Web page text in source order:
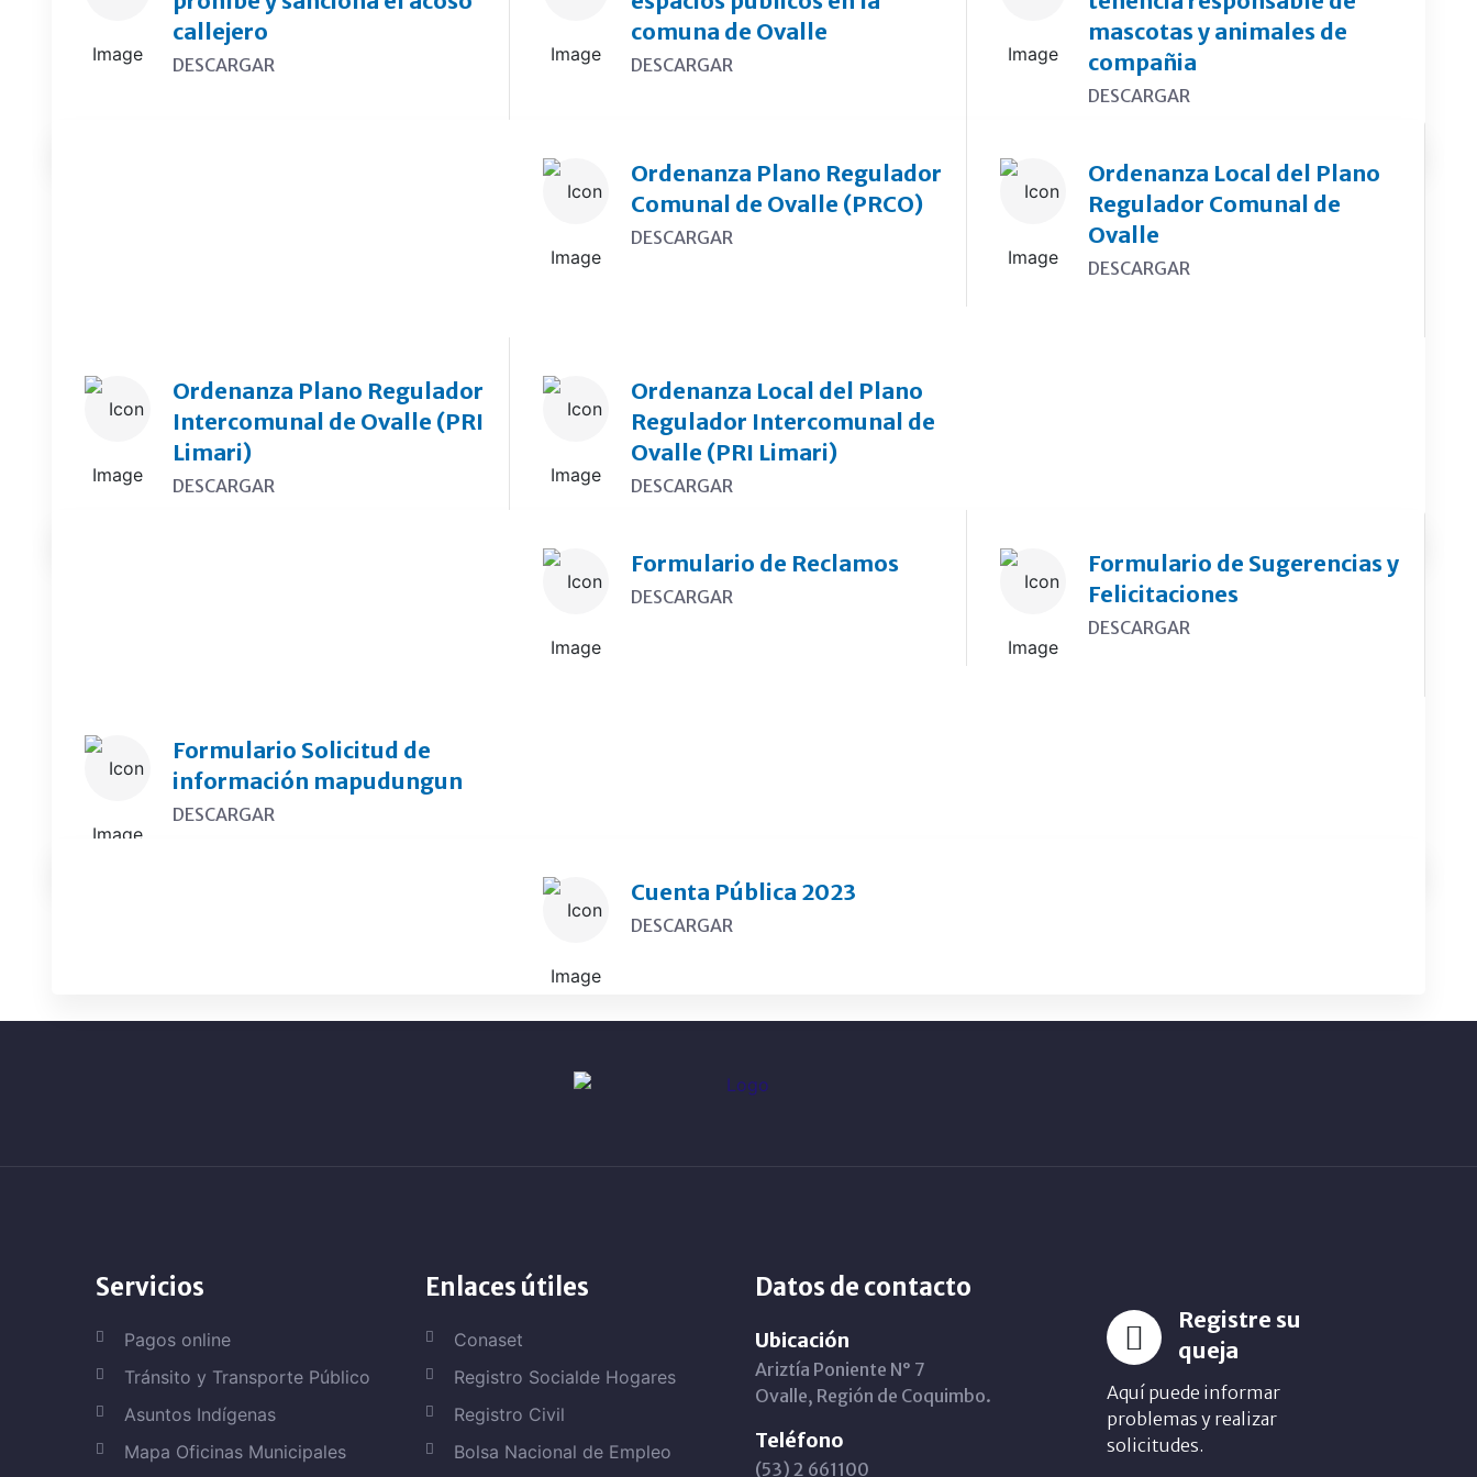
callejero
DESCARGAR
comuna de Ovalle
DESCARGAR
mascotas y animales de
compañia
DESCARGAR
Ordenanza Plano Regulador
Comunal de Ovalle (PRCO)
DESCARGAR
Ordenanza Local del Plano
Regulador Comunal de
Ovalle
DESCARGAR
Ordenanza Plano Regulador
Intercomunal de Ovalle (PRI
Limari)
DESCARGAR
Ordenanza Local del Plano
Regulador Intercomunal de
Ovalle (PRI Limari)
DESCARGAR
Formulario de Reclamos
DESCARGAR
Formulario de Sugerencias y
Felicitaciones
DESCARGAR
Formulario Solicitud de
información mapudungun
DESCARGAR
Cuenta Pública 2023
DESCARGAR
Servicios
Pagos online
Tránsito y Transporte Público
Asuntos Indígenas
Mapa Oficinas Municipales
Enlaces útiles
Conaset
Registro Socialde Hogares
Registro Civil
Bolsa Nacional de Empleo
Datos de contacto
Ubicación
Ariztía Poniente N° 7
Ovalle, Región de Coquimbo.
Teléfono
(53) 2 661100
Registre su
queja
Aquí puede informar
problemas y realizar
solicitudes.